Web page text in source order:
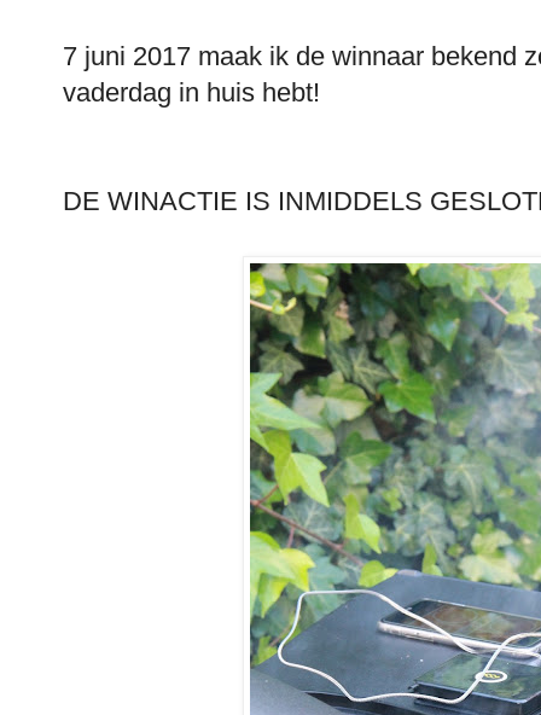
7 juni 2017 maak ik de winnaar bekend
vaderdag in huis hebt!
DE WINACTIE IS INMIDDELS